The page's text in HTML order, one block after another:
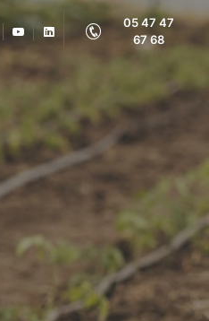
05 47 47
67 68